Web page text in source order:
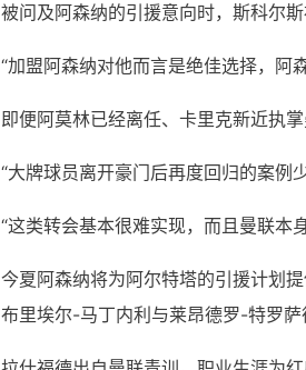
被问及阿森纳的引援意向时，斯科尔
“加盟阿森纳对他而言是绝佳选择，阿
即便阿莫林已经离任、卡里克新近执
“大牌球员离开豪门后再度回归的案例
“这类转会基本很难实现，而且曼联本
今夏阿森纳将为阿尔特塔的引援计划
布里埃尔-马丁内利与莱昂德罗-特罗萨